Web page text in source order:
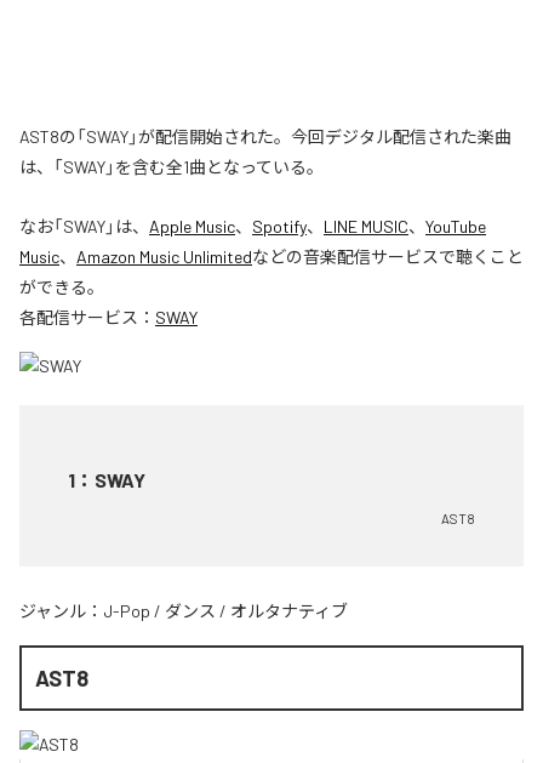
AST8の「SWAY」が配信開始された。今回デジタル配信された楽曲
は、「SWAY」を含む全1曲となっている。
なお「SWAY」は、 Apple Music、 Spotify、 LINE MUSIC、 YouTube
Music、 Amazon Music Unlimitedなどの音楽配信サービスで聴くこと
ができる。
各配信サービス： SWAY
1 ： SWAY
AST8
ジャンル： J-Pop / ダンス / オルタナティブ
AST8